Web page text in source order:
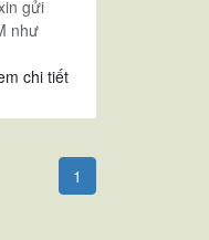
gửi
như
chi tiết
1